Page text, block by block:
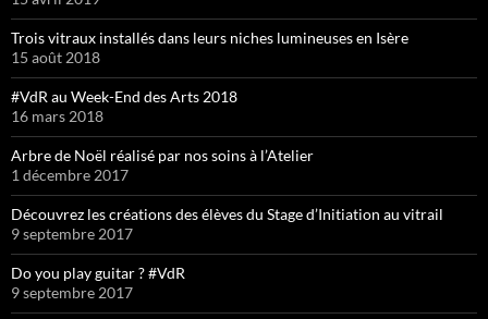
Trois vitraux installés dans leurs niches lumineuses en Isère
15 août 2018
#VdR au Week-End des Arts 2018
16 mars 2018
Arbre de Noël réalisé par nos soins à l’Atelier
1 décembre 2017
Découvrez les créations des élèves du Stage d’Initiation au vitrail
9 septembre 2017
Do you play guitar ? #VdR
9 septembre 2017